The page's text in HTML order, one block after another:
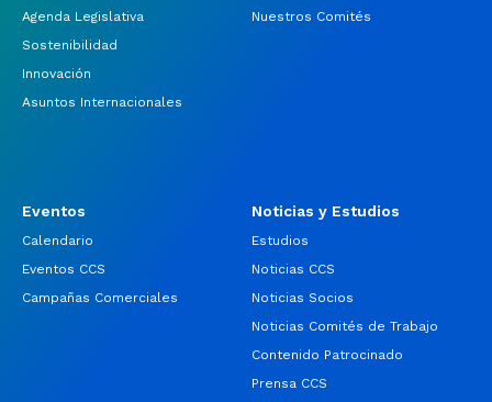
Agenda Legislativa
Sostenibilidad
Innovación
Asuntos Internacionales
Nuestros Comités
Eventos
Calendario
Eventos CCS
Campañas Comerciales
Noticias y Estudios
Estudios
Noticias CCS
Noticias Socios
Noticias Comités de Trabajo
Contenido Patrocinado
Prensa CCS